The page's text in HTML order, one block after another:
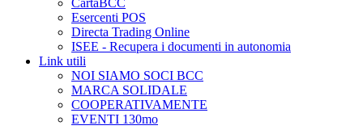
CartaBCC
Esercenti POS
Directa Trading Online
ISEE - Recupera i documenti in autonomia
Link utili
NOI SIAMO SOCI BCC
MARCA SOLIDALE
COOPERATIVAMENTE
EVENTI 130mo